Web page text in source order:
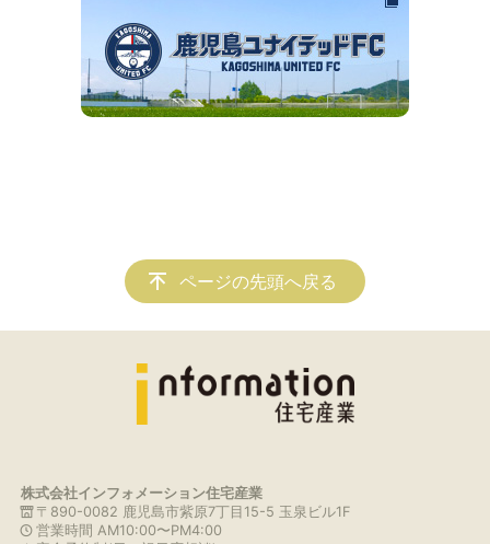
ページの先頭へ戻る
株式会社インフォメーション住宅産業
〒890-0082 鹿児島市紫原7丁目15-5 玉泉ビル1F
営業時間 AM10:00〜PM4:00